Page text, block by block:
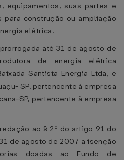
equipamentos, suas partes e
para construção ou ampliação
elétrica.
até 31 de agosto de
de energia elétrica
Santista Energia Ltda, e
SP, pertencente à empresa
SP, pertencente à empresa
ao § 2º do artigo 91 do
de agosto de 2007 a isenção
doadas ao Fundo de